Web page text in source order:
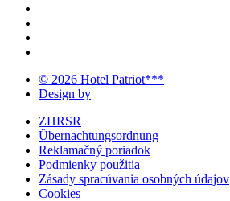
© 2026 Hotel Patriot***
Design by
ZHRSR
Übernachtungsordnung
Reklamačný poriadok
Podmienky použitia
Zásady spracúvania osobných údajov
Cookies